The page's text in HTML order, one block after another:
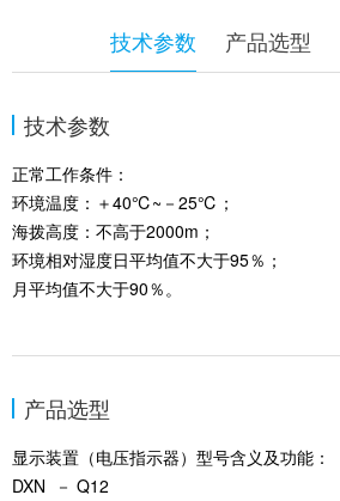
技术参数 产品选型
技术参数
正常工作条件：
环境温度：＋40℃~－25℃；
海拨高度：不高于2000m；
环境相对湿度日平均值不大于95％；
月平均值不大于90％。
产品选型
显示装置（电压指示器）型号含义及功能：
DXN － Q12